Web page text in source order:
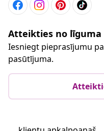
Atteikties no līguma
Iesniegt pieprasījumu
pasūtījuma.